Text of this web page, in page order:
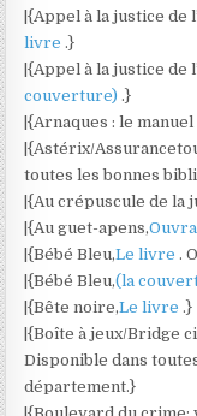
|{Appel à la justice de
livre.}
|{Appel à la justice
couverture).}
|{Arnaques : le
|{Astérix/
toutes les bonnes
|{Au crépuscule de la
|{Au guet-apens,
|{Bébé Bleu,Le livre.
|{Bébé Bleu,(la
|{Bête noire,Le livre.}
|{Boîte à jeux/Bridge
Disponible dans
département.}